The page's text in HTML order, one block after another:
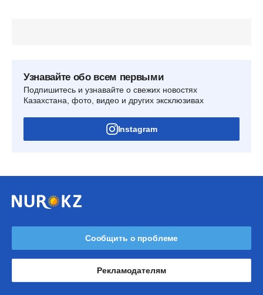
Узнавайте обо всем первыми
Подпишитесь и узнавайте о свежих новостях
Казахстана, фото, видео и других эксклюзивах
Instagram
Сообщить о проблеме
Рекламодателям